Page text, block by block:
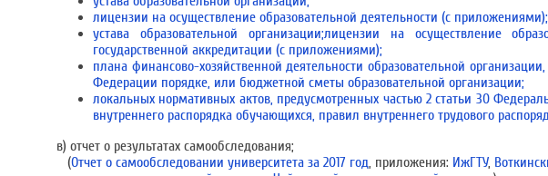
лицензии на осуществление образовательной деятельности (с приложениями);
устава образовательной организации;лицензии на осуществление
государственной аккредитации (с приложениями);
плана финансово-хозяйственной деятельности образовательной
Федерации порядке, или бюджетной сметы образовательной организации;
локальных нормативных актов, предусмотренных частью 2 статьи 30
внутреннего распорядка обучающихся, правил внутреннего трудового
в) отчет о результатах самообследования;
(Отчет о самообследовании университета за 2017 год, приложения: ИжГТУ,